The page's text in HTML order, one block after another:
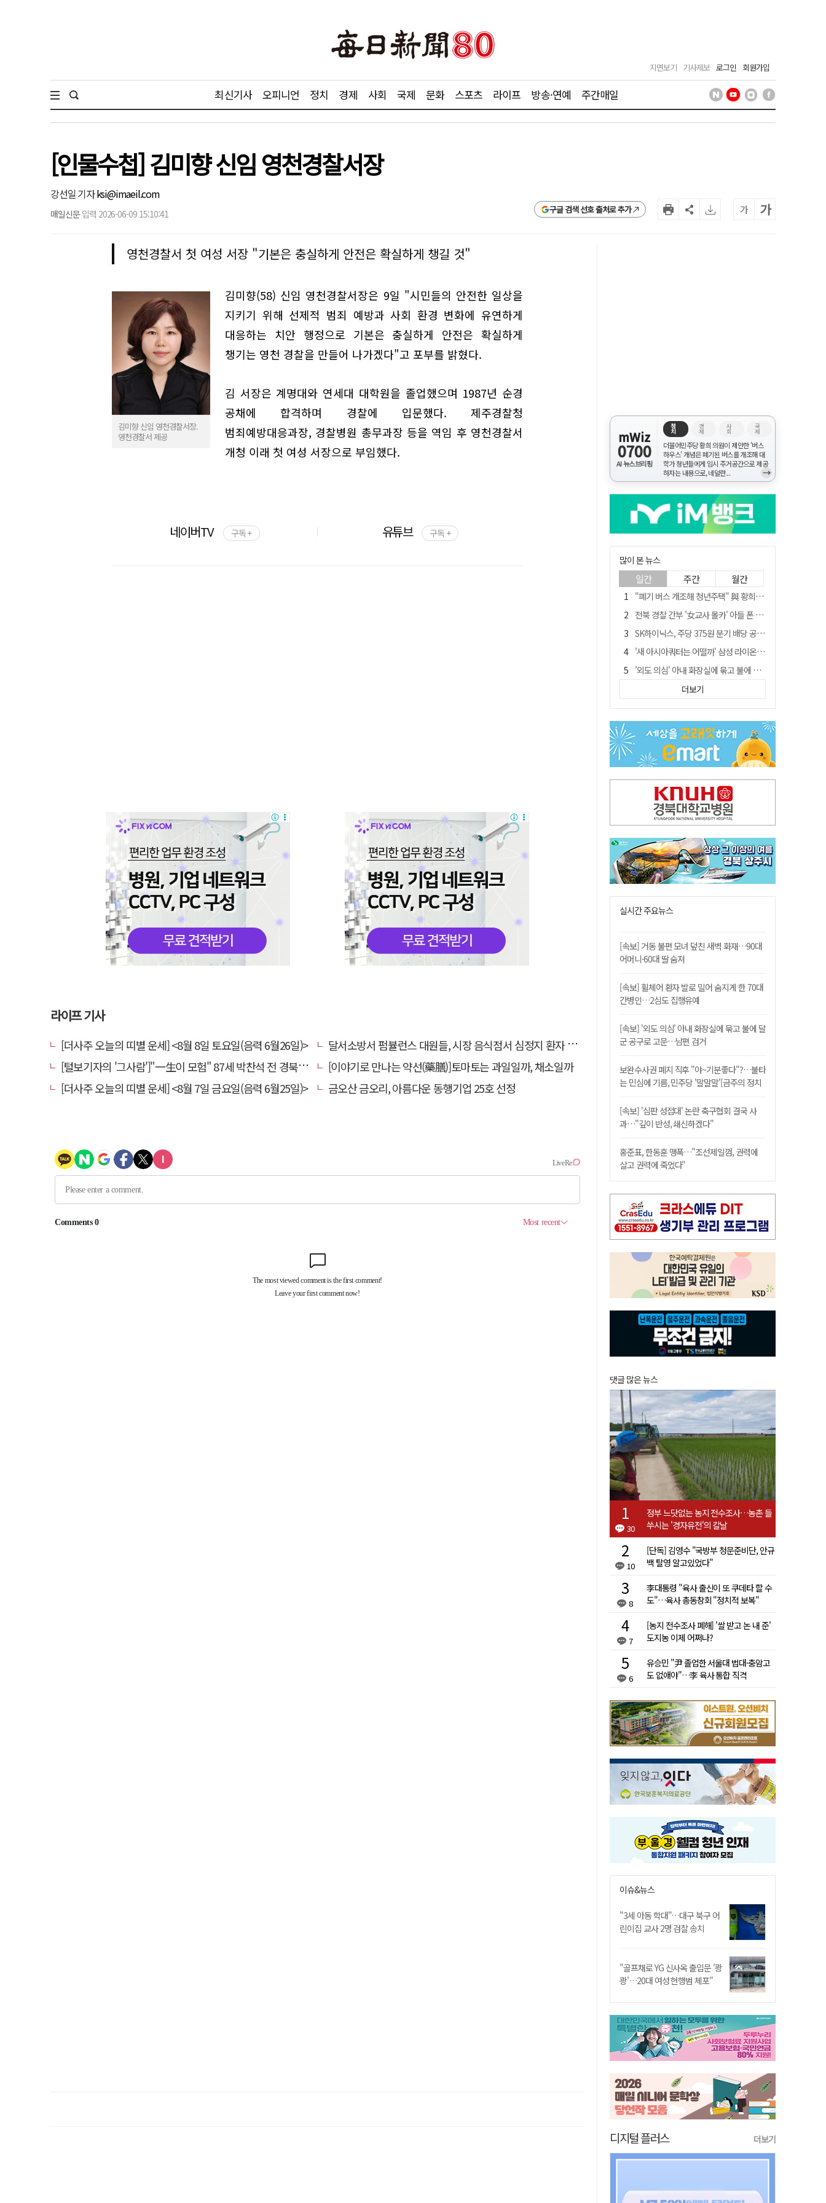
지면보기 기사제보 로그인 회원가입
최신기사 오피니언 정치 경제 사회 국제 문화 스포츠 라이프 방송·연예 주간매일
[인물수첩] 김미향 신임 영천경찰서장
강선일 기자ksi@imaeil.com
매일신문 입력 2026-06-09 15:10:41 구글 검색 선호 출처로 추가 가 가
영천경찰서 첫 여성 서장 "기본은 충실하게 안전은 확실하게 챙길 것"
김미향 신임 영천경찰서장.
영천경찰서 제공
김미향(58) 신임 영천경찰서장은 9일 "시민들의 안전한 일상을
지키기 위해 선제적 범죄 예방과 사회 환경 변화에 유연하게
대응하는 치안 행정으로 기본은 충실하게 안전은 확실하게
챙기는 영천 경찰을 만들어 나가겠다"고 포부를 밝혔다.
김 서장은 계명대와 연세대 대학원을 졸업했으며 1987년 순경
공채에 합격하며 경찰에 입문했다. 제주경찰청
범죄예방대응과장, 경찰병원 총무과장 등을 역임 후 영천경찰서
개청 이래 첫 여성 서장으로 부임했다.
네이버TV 구독 + 유튜브 구독 +
라이프 기사
[더사주 오늘의 띠별 운세] <8월 8일 토요일(음력 6월26일)>
달서소방서 펌뷸런스 대원들, 시장 음식점서 심정지 환자 생명 살려
[털보기자의 '그사람']"一生이 모험" 87세 박찬석 전 경북대 총장
[이야기로 만나는 약선(藥膳)]토마토는 과일일까, 채소일까
[더사주 오늘의 띠별 운세] <8월 7일 금요일(음력 6월25일)>
금오산 금오리, 아름다운 동행기업 25호 선정
mWiz
0700
AI 뉴스브리핑
정
치
경
제
사
회
국
제
더불어민주당 황희 의원이 제안한 '버스
하우스' 개념은 폐기된 버스를 개조해 대
학가 청년들에게 임시 주거공간으로 제공
하자는 내용으로, 네덜란...
→
많이 본 뉴스
일간 주간 월간
"폐기 버스 개조해 청년주택" 與 황희…'딸 학비는 年 4200만원'
전북 경찰 간부 '女교사 몰카' 아들 폰 부수고…"처벌 못하는 사안" 내부망에 글
SK하이닉스, 주당 375원 분기 배당 공시…"3분기 중 주주환원 방안 확정"
'새 아시아쿼터는 어떨까' 삼성 라이온즈, 새 얼굴 투수 미야모리 영입
'외도 의심' 아내 화장실에 묶고 불에 달군 공구로 고문…남편 검거
박권현 청도군수, '햇빛 연금 사업' 공약 시동걸어
한국 축구, 심판 성접대 경기서 '무패'…당시 올림픽 감독은 홍명보 [영상]
김병삼 경북 영천시장, 이번엔 국회 공략…'마사회 본사 이전·광역교통망 확충' 요청
경찰, 9월 초부터 상피제 전격 실시…가족 사건 수사 못해
더보기
실시간 주요뉴스
[속보] 거동 불편 모녀 덮친 새벽 화재…90대
어머니·60대 딸 숨져
[속보] 휠체어 환자 발로 밀어 숨지게 한 70대
간병인…2심도 집행유예
[속보] '외도 의심' 아내 화장실에 묶고 불에 달
군 공구로 고문…남편 검거
보완수사권 폐지 직후 "야~기분좋다"?…불타
는 민심에 기름, 민주당 '말말말'[금주의 정치
[속보] '심판 성접대' 논란 축구협회 결국 사
과…"깊이 반성, 쇄신하겠다"
홍준표, 한동훈 맹폭…"조선제일껌, 권력에
살고 권력에 죽었다"
댓글 많은 뉴스
30
정부 느닷없는 농지 전수조사…농촌 들
쑤시는 '경자유전'의 칼날
10
[단독] 김영수 "국방부 청문준비단, 안규
백 탈영 알고있었다"
8
李대통령 "육사 출신이 또 쿠데타 할 수
도"…육사 총동창회 "정치적 보복"
7
[농지 전수조사 폐해] '쌀 받고 논 내 준'
도지농 이제 어쩌나?
6
유승민 "尹 졸업한 서울대 법대·충암고
도 없애야"…李 육사 통합 직격
이슈&뉴스
"3세 아동 학대"…대구 북구 어
린이집 교사 2명 검찰 송치
"골프채로 YG 신사옥 출입문 '쾅
쾅'…20대 여성 현행범 체포"
디지털 플러스 더보기